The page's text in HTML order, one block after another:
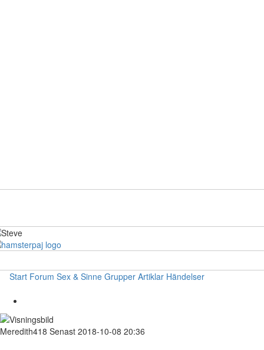
Start Forum Sex & Sinne Grupper Artiklar Händelser
Meredith418 Senast 2018-10-08 20:36